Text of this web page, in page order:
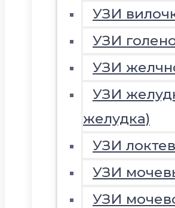
УЗИ
УЗИ
УЗИ
УЗИ
желудка)
УЗИ
УЗИ
УЗИ